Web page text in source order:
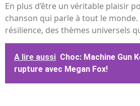
En plus d’être un véritable plaisir
chanson qui parle à tout le
résilience, des thèmes universels
A lire aussi Choc: Machine Gun
rupture avec Megan Fox!